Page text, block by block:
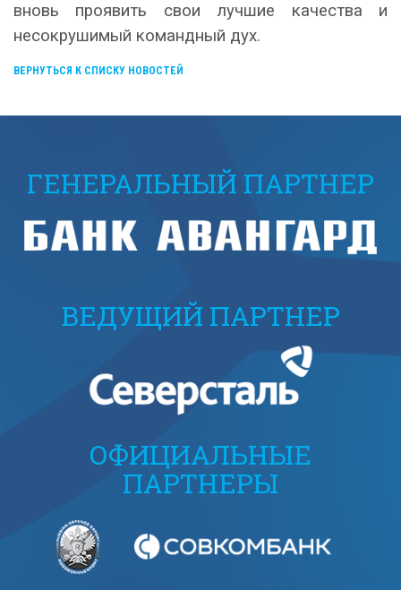
вновь проявить свои лучшие качества и
несокрушимый командный дух.
ВЕРНУТЬСЯ К СПИСКУ НОВОСТЕЙ
ГЕНЕРАЛЬНЫЙ ПАРТНЕР
ВЕДУЩИЙ ПАРТНЕР
ОФИЦИАЛЬНЫЕ
ПАРТНЕРЫ